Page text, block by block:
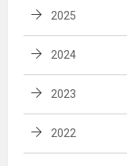
2025
2024
2023
2022